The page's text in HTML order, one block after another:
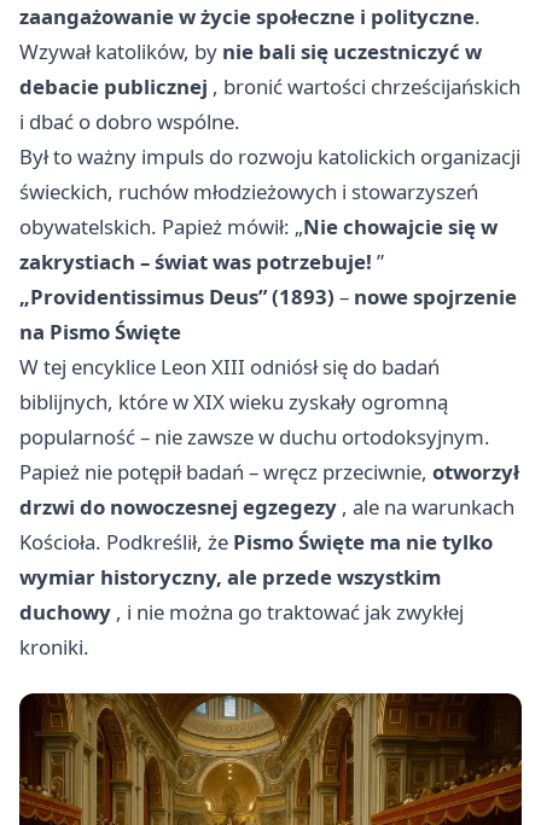
zaangażowanie w życie społeczne i polityczne.
Wzywał katolików, by nie bali się uczestniczyć w
debacie publicznej , bronić wartości chrześcijańskich
i dbać o dobro wspólne.
Był to ważny impuls do rozwoju katolickich organizacji
świeckich, ruchów młodzieżowych i stowarzyszeń
obywatelskich. Papież mówił: „Nie chowajcie się w
zakrystiach – świat was potrzebuje! ”
„Providentissimus Deus” (1893) – nowe spojrzenie
na Pismo Święte
W tej encyklice Leon XIII odniósł się do badań
biblijnych, które w XIX wieku zyskały ogromną
popularność – nie zawsze w duchu ortodoksyjnym.
Papież nie potępił badań – wręcz przeciwnie, otworzył
drzwi do nowoczesnej egzegezy , ale na warunkach
Kościoła. Podkreślił, że Pismo Święte ma nie tylko
wymiar historyczny, ale przede wszystkim
duchowy , i nie można go traktować jak zwykłej
kroniki.